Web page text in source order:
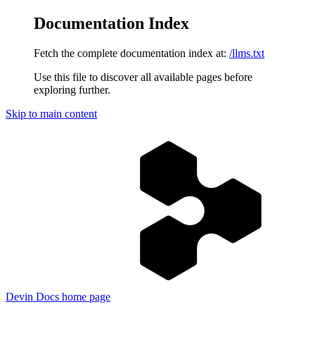
Documentation Index
Fetch the complete documentation index at: /llms.txt
Use this file to discover all available pages before
exploring further.
Skip to main content
Devin Docs home page